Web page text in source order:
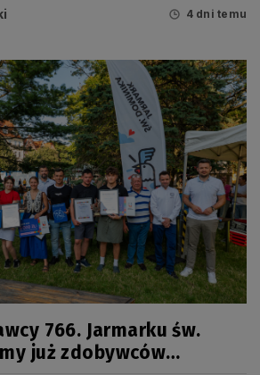
4 dni temu
766. Jarmarku św.
już zdobywców